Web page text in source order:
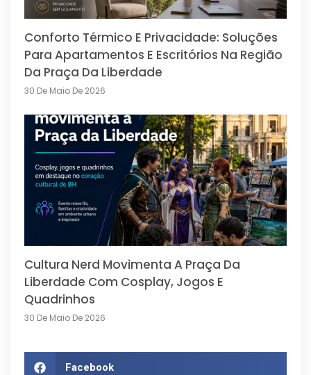
Conforto Térmico E Privacidade: Soluções
Para Apartamentos E Escritórios Na Região
Da Praça Da Liberdade
30 De Maio De 2026
Cultura Nerd Movimenta A Praça Da
Liberdade Com Cosplay, Jogos E
Quadrinhos
30 De Maio De 2026
Facebook